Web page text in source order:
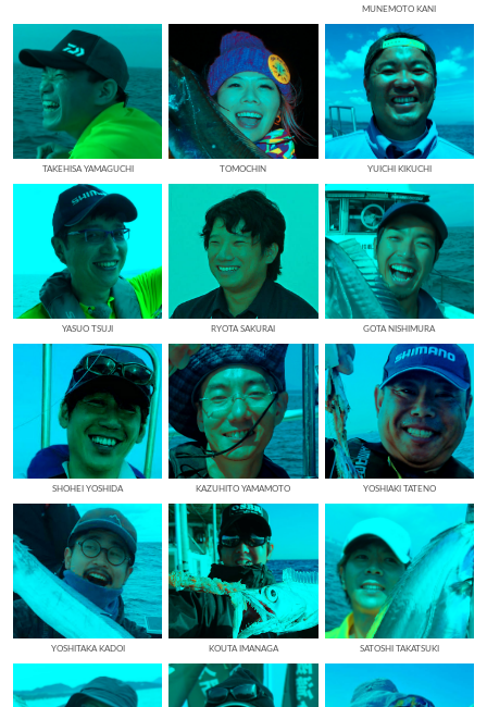
MUNEMOTO KANI
TAKEHISA YAMAGUCHI TOMOCHIN YUICHI KIKUCHI
YASUO TSUJI RYOTA SAKURAI GOTA NISHIMURA
SHOHEI YOSHIDA KAZUHITO YAMAMOTO YOSHIAKI TATENO
YOSHITAKA KADOI KOUTA IMANAGA SATOSHI TAKATSUKI